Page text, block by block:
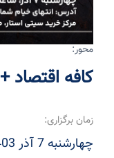
محور:
کافه اقتصاد +700
زمان برگزاری:
چهارشنبه 7 آذر 1403، ساعت 18 الی 21